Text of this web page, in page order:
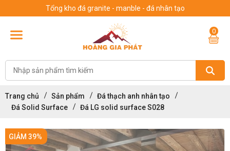
Tổng kho đá granite - manble - đá nhân tạo
0
Trang chủ Sản phẩm
Đá thạch anh nhân tạo
Đá Solid Surface
Đá LG solid surface S028
GIẢM 39%